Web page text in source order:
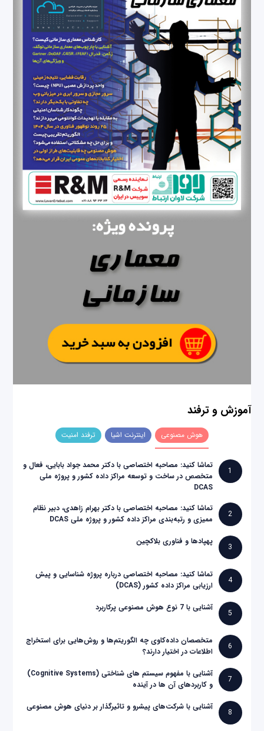
آموزش و ترفند
هوش مصنوعی اینترنت اشیا ترفند امنیت
1
تماشا کنید: مصاحبه اختصاصی با دکتر محمد جواد بابایی، فعال و
متخصص در ساخت و توسعه مراکز داده کشور و پروژه ملی
DCAS
2
تماشا کنید: مصاحبه اختصاصی با دکتر بهرام زاهدی، دبیر نظام
ممیزی و رتبه‌بندی مراکز داده کشور و پروژه ملی DCAS
3
پهپادها و فناوری بلاکچین
4
تماشا کنید: مصاحبه اختصاصی درباره پروژه شناسایی و پیش
ارزیابی مراکز داده کشور (DCAS)
5
آشنایی با 7 نوع هوش مصنوعی پرکاربرد
6
متخصصان داده‌کاوی چه الگوریتم‌ها و روش‌هایی برای استخراج
اطلاعات در اختیار دارند؟
7
آشنایی با مفهوم سیستم های شناختی (Cognitive Systems)
و کاربردهای آن ها در آینده
8
آشنایی با شرکت‌های پیشرو و تاثیرگذار بر دنیای هوش مصنوعی